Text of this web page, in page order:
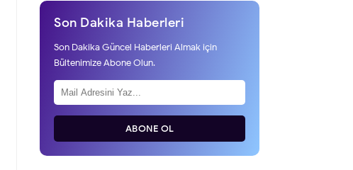
Son Dakika Haberleri
Son Dakika Güncel Haberleri Almak için
Bültenimize Abone Olun.
ABONE OL